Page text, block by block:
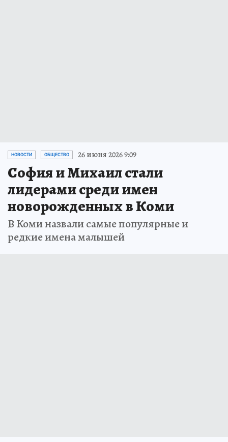
НОВОСТИ ОБЩЕСТВО 26 июня 2026 9:09
София и Михаил стали
лидерами среди имен
новорожденных в Коми
В Коми назвали самые популярные и
редкие имена малышей